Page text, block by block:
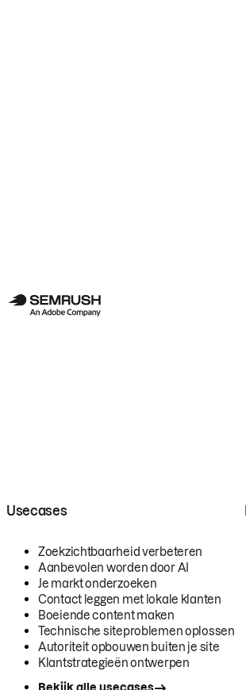
Usecases
Zoekzichtbaarheid verbeteren
Aanbevolen worden door AI
Je markt onderzoeken
Contact leggen met lokale klanten
Boeiende content maken
Technische siteproblemen oplossen
Autoriteit opbouwen buiten je site
Klantstrategieën ontwerpen